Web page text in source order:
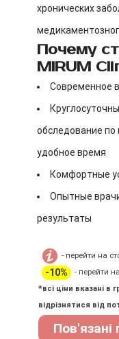
хронических
Почему
MIRUM
Современное
обследование по
удобное время
Комфортные
Опытные
результаты
- перейти на
-10%
- перейти
*всі ціни вказані в
відрізнятися від
Пов'язані